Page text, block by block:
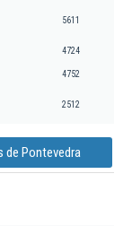
5611
4724
4752
2512
de Pontevedra